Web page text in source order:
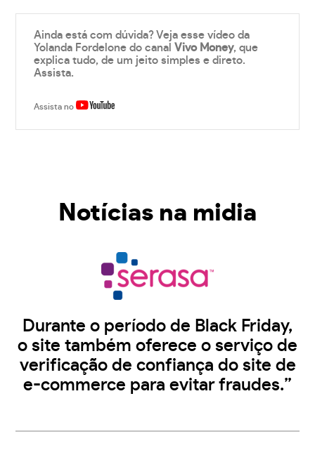
Ainda está com dúvida? Veja esse vídeo da
Yolanda Fordelone do canalVivo Money, que
explica tudo, de um jeito simples e direto.
Assista.
Assista no
Notícias na midia
Durante o período de Black Friday,
o site também oferece o serviço de
verificação de confiança do site de
e-commerce para evitar fraudes.”